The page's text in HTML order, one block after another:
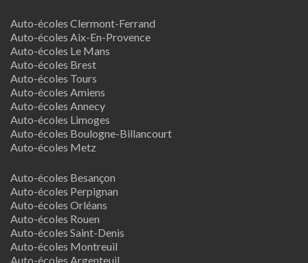
Auto-écoles Clermont-Ferrand
Auto-écoles Aix-En-Provence
Auto-écoles Le Mans
Auto-écoles Brest
Auto-écoles Tours
Auto-écoles Amiens
Auto-écoles Annecy
Auto-écoles Limoges
Auto-écoles Boulogne-Billancourt
Auto-écoles Metz
Auto-écoles Besançon
Auto-écoles Perpignan
Auto-écoles Orléans
Auto-écoles Rouen
Auto-écoles Saint-Denis
Auto-écoles Montreuil
Auto-écoles Argenteuil